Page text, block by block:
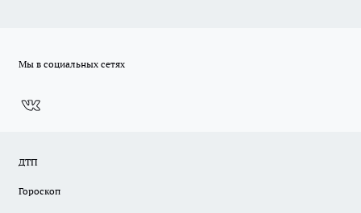
Мы в социальных сетях
ДТП
Гороскоп